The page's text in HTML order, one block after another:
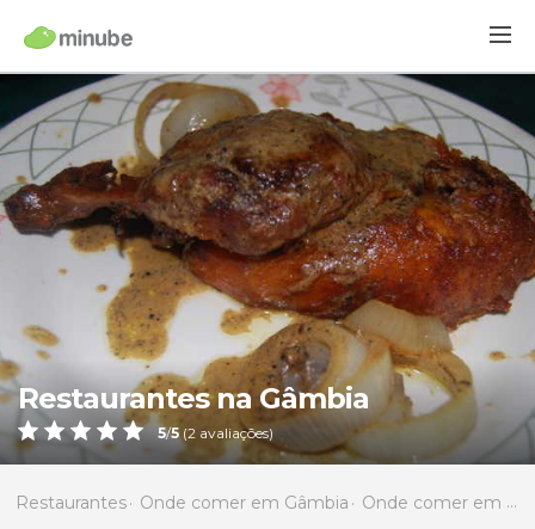
Restaurantes na Gâmbia
5/5 (2 avaliações)
Restaurantes Onde comer em Gâmbia Onde comer em Gambia